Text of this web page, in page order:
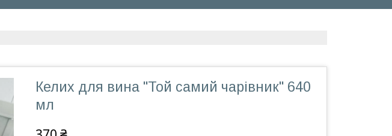
Келих для вина "Той самий чарівник" 640
мл